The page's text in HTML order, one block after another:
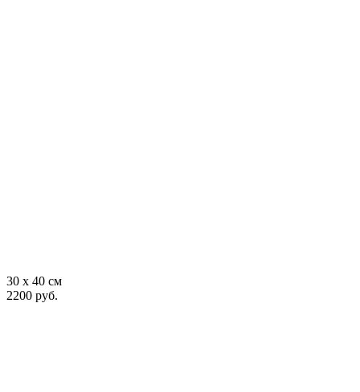
30 x 40 см
2200 руб.